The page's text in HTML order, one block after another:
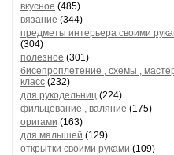
вкусное (485)
вязание (344)
предметы интерьера своими
(304)
полезное (301)
бисепроплетение , схемы ,
класс (232)
для рукодельниц (224)
фильцевание , валяние (175)
оригами (163)
для малышей (129)
открытки своими руками (109)